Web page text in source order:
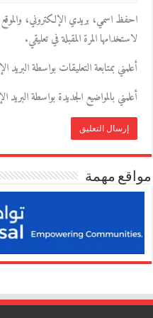
احفظ اسمي، بريدي الإلكتروني،
لاستخدامها المرة المقبلة في تعليقي.
أعلمني بمتابعة التعليقات بواسطة البريد
أعلمني بالمواضيع الجديدة بواسطة البريد
مواقع مهمة